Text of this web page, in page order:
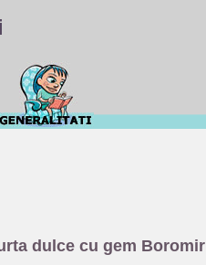
dulce cu gem Boromir